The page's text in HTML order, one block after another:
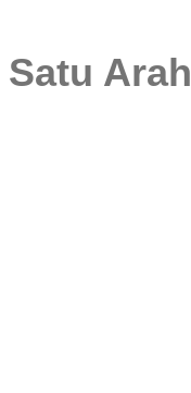
Satu Arah